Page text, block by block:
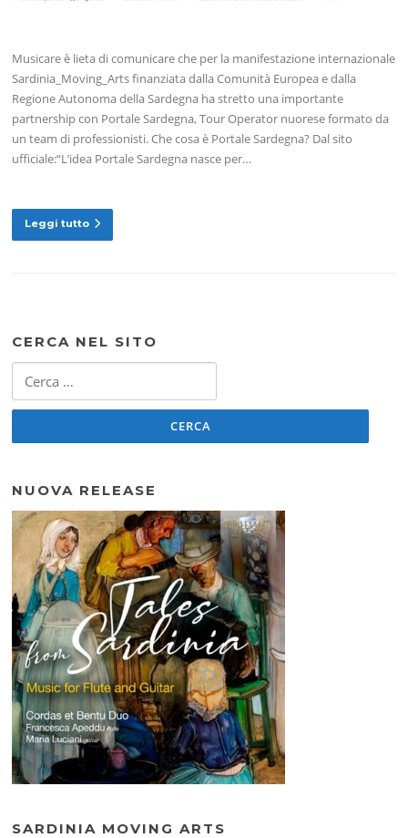
Musicare è lieta di comunicare che per la manifestazione internazionale
Sardinia_Moving_Arts finanziata dalla Comunità Europea e dalla
Regione Autonoma della Sardegna ha stretto una importante
partnership con Portale Sardegna, Tour Operator nuorese formato da
un team di professionisti. Che cosa è Portale Sardegna? Dal sito
ufficiale:“L’idea Portale Sardegna nasce per…
Leggi tutto
CERCA NEL SITO
per:
NUOVA RELEASE
SARDINIA MOVING ARTS